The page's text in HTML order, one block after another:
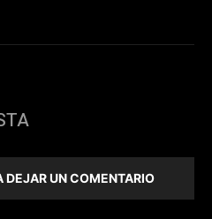
DEJAR UN COMENTARIO